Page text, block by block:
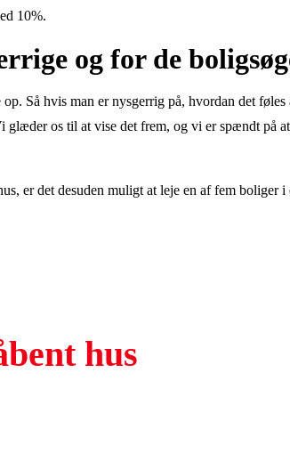
10%.
og for de
Så hvis man er nysgerrig på, hvordan det
glæder os til at vise det frem, og vi er spændt på
er det desuden muligt at leje en af fem boliger
hus